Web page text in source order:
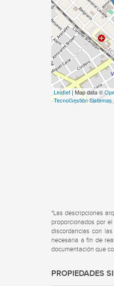
Leaflet| Map data ©
TecnoGestión Sistemas
*Las descripciones
proporcionados por
discordancias con
necesaria a fin de
documentación que
PROPIEDADES